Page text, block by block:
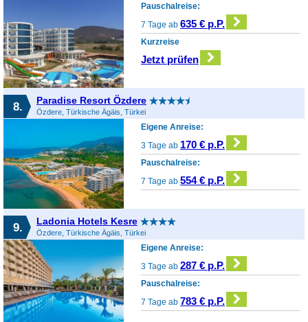
Pauschalreise:
7 Tage ab635 € p.P.
Kurzreise
Jetzt prüfen
8. Paradise Resort Özdere
Özdere, Türkische Ägäis, Türkei
Eigene Anreise:
3 Tage ab 170 € p.P.
Pauschalreise:
7 Tage ab554 € p.P.
9. Ladonia Hotels Kesre
Özdere, Türkische Ägäis, Türkei
Eigene Anreise:
3 Tage ab287 € p.P.
Pauschalreise:
7 Tage ab783 € p.P.